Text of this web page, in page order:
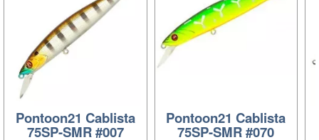
Pontoon21 Cablista
75SP-SMR #007
Pontoon21 Cablista
75SP-SMR #070